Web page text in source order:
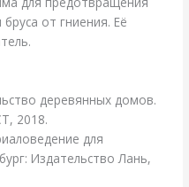
от гниения. Её
деревянных домов.
2018.
для
Издательство Лань,